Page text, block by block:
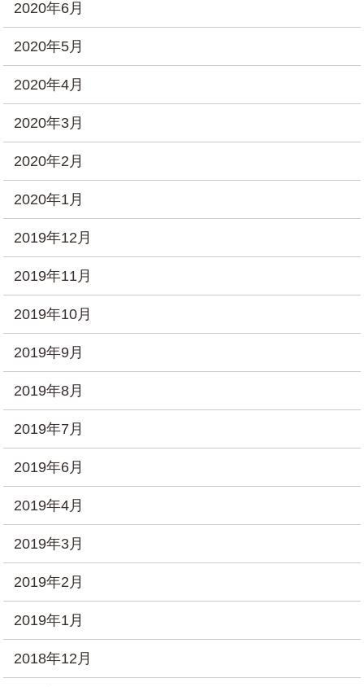
2020年6月
2020年5月
2020年4月
2020年3月
2020年2月
2020年1月
2019年12月
2019年11月
2019年10月
2019年9月
2019年8月
2019年7月
2019年6月
2019年4月
2019年3月
2019年2月
2019年1月
2018年12月